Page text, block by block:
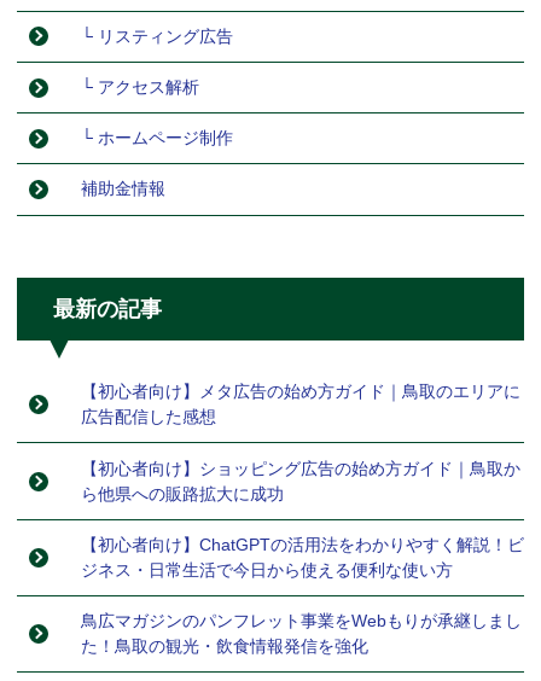
└ リスティング広告
└ アクセス解析
└ ホームページ制作
補助金情報
最新の記事
【初心者向け】メタ広告の始め方ガイド｜鳥取のエリアに
広告配信した感想
【初心者向け】ショッピング広告の始め方ガイド｜鳥取か
ら他県への販路拡大に成功
【初心者向け】ChatGPTの活用法をわかりやすく解説！ビ
ジネス・日常生活で今日から使える便利な使い方
鳥広マガジンのパンフレット事業をWebもりが承継しまし
た！鳥取の観光・飲食情報発信を強化